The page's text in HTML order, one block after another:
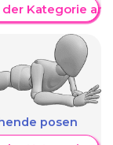
Kategorie
posen